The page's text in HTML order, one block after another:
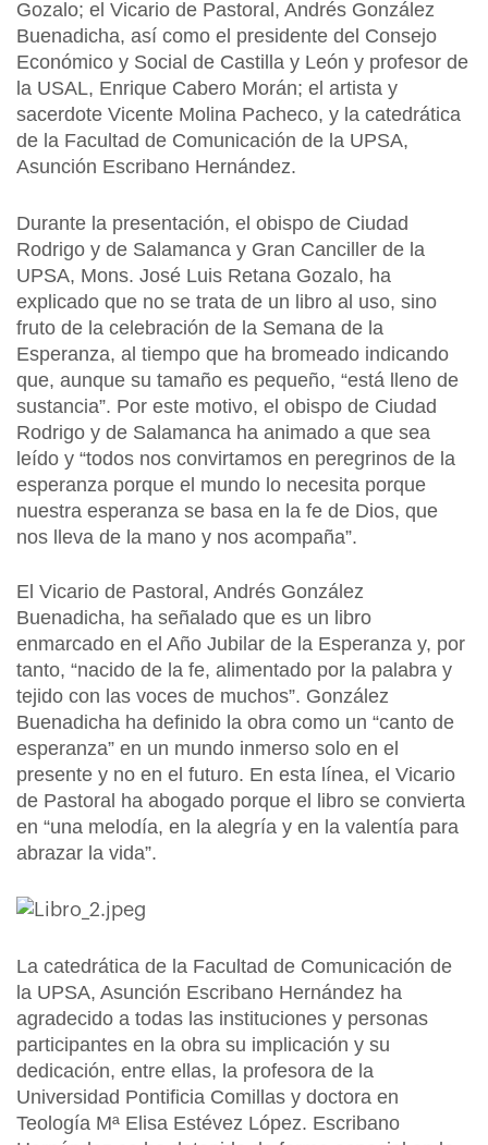
Gozalo; el Vicario de Pastoral, Andrés González
Buenadicha, así como el presidente del Consejo
Económico y Social de Castilla y León y profesor de
la USAL, Enrique Cabero Morán; el artista y
sacerdote Vicente Molina Pacheco, y la catedrática
de la Facultad de Comunicación de la UPSA,
Asunción Escribano Hernández.
Durante la presentación, el obispo de Ciudad
Rodrigo y de Salamanca y Gran Canciller de la
UPSA, Mons. José Luis Retana Gozalo, ha
explicado que no se trata de un libro al uso, sino
fruto de la celebración de la Semana de la
Esperanza, al tiempo que ha bromeado indicando
que, aunque su tamaño es pequeño, “está lleno de
sustancia”. Por este motivo, el obispo de Ciudad
Rodrigo y de Salamanca ha animado a que sea
leído y “todos nos convirtamos en peregrinos de la
esperanza porque el mundo lo necesita porque
nuestra esperanza se basa en la fe de Dios, que
nos lleva de la mano y nos acompaña”.
El Vicario de Pastoral, Andrés González
Buenadicha, ha señalado que es un libro
enmarcado en el Año Jubilar de la Esperanza y, por
tanto, “nacido de la fe, alimentado por la palabra y
tejido con las voces de muchos”. González
Buenadicha ha definido la obra como un “canto de
esperanza” en un mundo inmerso solo en el
presente y no en el futuro. En esta línea, el Vicario
de Pastoral ha abogado porque el libro se convierta
en “una melodía, en la alegría y en la valentía para
abrazar la vida”.
La catedrática de la Facultad de Comunicación de
la UPSA, Asunción Escribano Hernández ha
agradecido a todas las instituciones y personas
participantes en la obra su implicación y su
dedicación, entre ellas, la profesora de la
Universidad Pontificia Comillas y doctora en
Teología Mª Elisa Estévez López. Escribano